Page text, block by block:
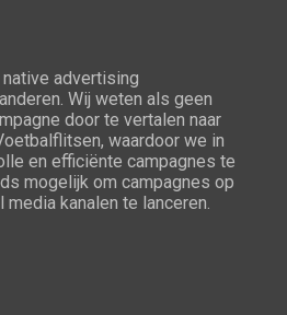
advertising
Wij weten als geen
door te vertalen naar
waardoor we in
en efficiënte campagnes te
mogelijk om campagnes op
kanalen te lanceren.